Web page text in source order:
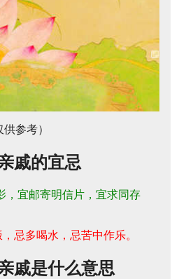
参考）
戚的宜忌
，宜邮寄明信片，宜求同存
，忌多喝水，忌苦中作乐。
戚是什么意思